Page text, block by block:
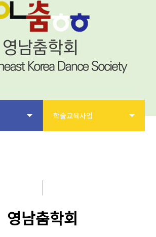
학술교육사업
영남춤학회